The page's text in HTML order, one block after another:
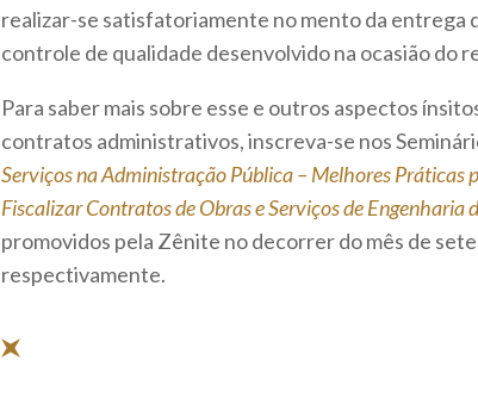
realizar-se satisfatoriamente no mento da entrega
controle de qualidade desenvolvido na ocasião do
Para saber mais sobre esse e outros aspectos
contratos administrativos, inscreva-se nos
Serviços na Administração Pública – Melhores Práticas
Fiscalizar Contratos de Obras e Serviços de
promovidos pela Zênite no decorrer do mês de
respectivamente.